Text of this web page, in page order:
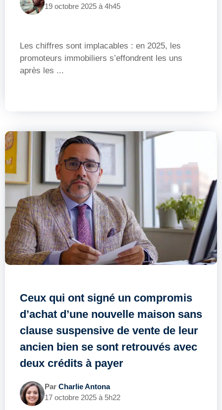
19 octobre 2025 à 4h45
Les chiffres sont implacables : en 2025, les
promoteurs immobiliers s’effondrent les uns
après les ...
Ceux qui ont signé un compromis
d’achat d’une nouvelle maison sans
clause suspensive de vente de leur
ancien bien se sont retrouvés avec
deux crédits à payer
Par Charlie Antona
17 octobre 2025 à 5h22